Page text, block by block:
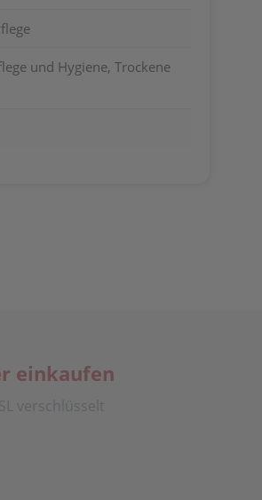
und Hygiene, Trockene
einkaufen
verschlüsselt